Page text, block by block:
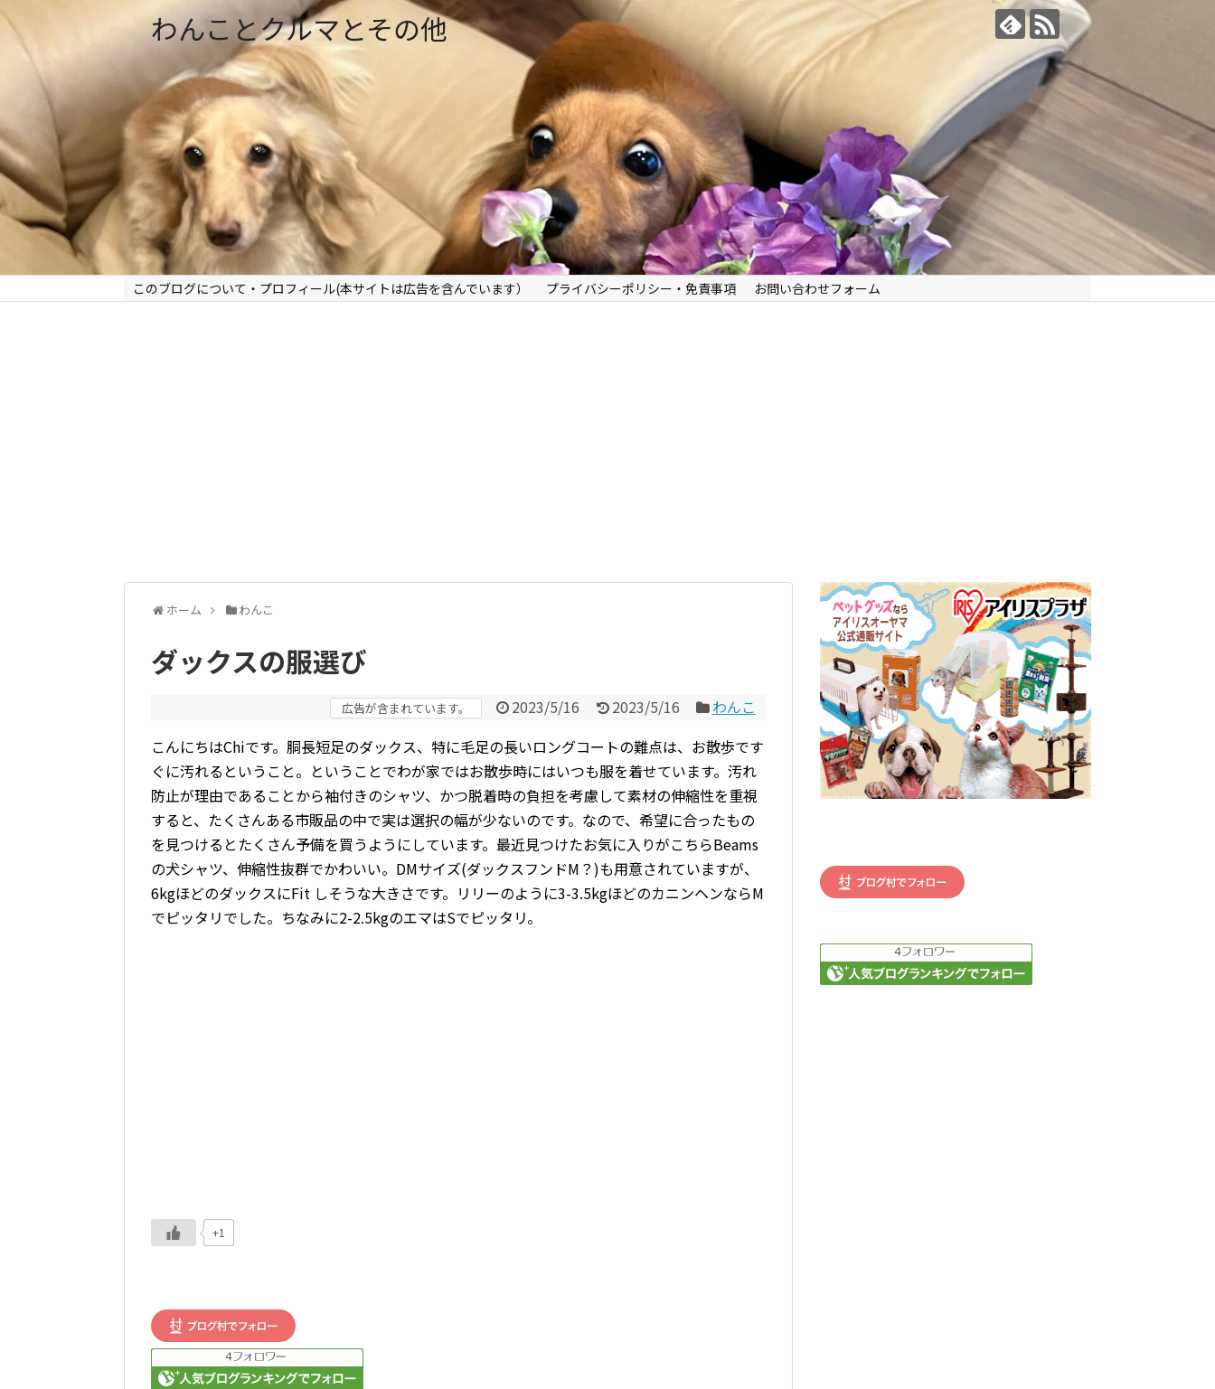
わんことクルマとその他
このブログについて・プロフィール(本サイトは広告を含んでいます） プライバシーポリシー・免責事項 お問い合わせフォーム
ホーム わんこ
ダックスの服選び
広告が含まれています。 2023/5/16 2023/5/16
わんこ
こんにちはChiです。胴長短足のダックス、特に毛足の長いロングコートの難点は、お散歩です
ぐに汚れるということ。ということでわが家ではお散歩時にはいつも服を着せています。汚れ
防止が理由であることから袖付きのシャツ、かつ脱着時の負担を考慮して素材の伸縮性を重視
すると、たくさんある市販品の中で実は選択の幅が少ないのです。なので、希望に合ったもの
を見つけるとたくさん予備を買うようにしています。最近見つけたお気に入りがこちらBeams
の犬シャツ、伸縮性抜群でかわいい。DMサイズ(ダックスフンドM？)も用意されていますが、
6kgほどのダックスにFit しそうな大きさです。リリーのように3-3.5kgほどのカニンヘンならM
でピッタリでした。ちなみに2-2.5kgのエマはSでピッタリ。
+1